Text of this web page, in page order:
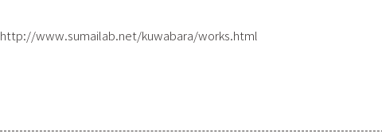
http://www.sumailab.net/kuwabara/works.html